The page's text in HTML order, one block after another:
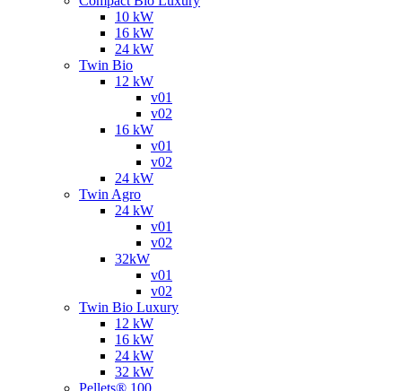
10 kW
16 kW
24 kW
Twin Bio
12 kW
v01
v02
16 kW
v01
v02
24 kW
Twin Agro
24 kW
v01
v02
32kW
v01
v02
Twin Bio Luxury
12 kW
16 kW
24 kW
32 kW
Pellets® 100